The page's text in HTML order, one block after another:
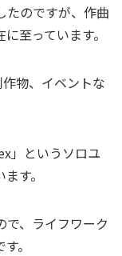
たのですが、作曲
至っています。
物、イベントな
」というソロユ
す。
で、ライフワーク
。